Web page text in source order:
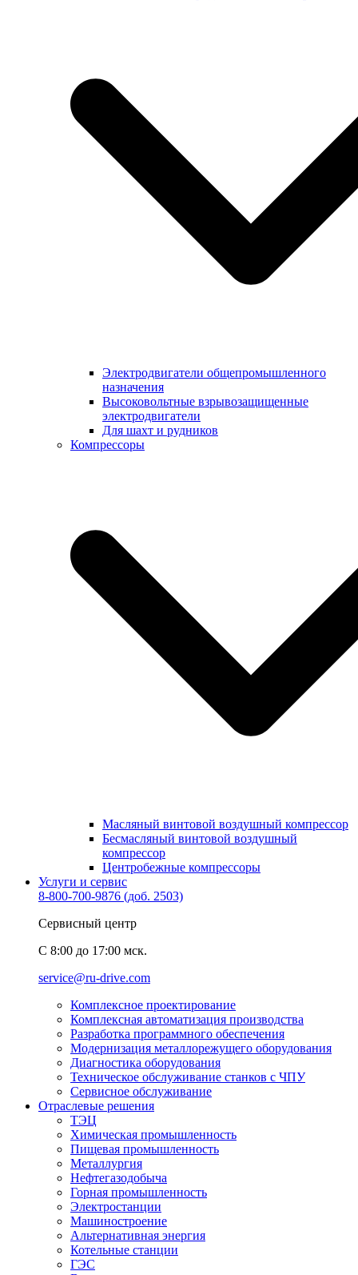
Электродвигатели общепромышленного
назначения
Высоковольтные взрывозащищенные
электродвигатели
Для шахт и рудников
Компрессоры
Масляный винтовой воздушный компрессор
Бесмасляный винтовой воздушный
компрессор
Центробежные компрессоры
Услуги и сервис
8-800-700-9876 (доб. 2503)
Сервисный центр
C 8:00 до 17:00 мск.
service@ru-drive.com
Комплексное проектирование
Комплексная автоматизация производства
Разработка программного обеспечения
Модернизация металлорежущего оборудования
Диагностика оборудования
Техническое обслуживание станков с ЧПУ
Сервисное обслуживание
Отраслевые решения
ТЭЦ
Химическая промышленность
Пищевая промышленность
Металлургия
Нефтегазодобыча
Горная промышленность
Электростанции
Машиностроение
Альтернативная энергия
Котельные станции
ГЭС